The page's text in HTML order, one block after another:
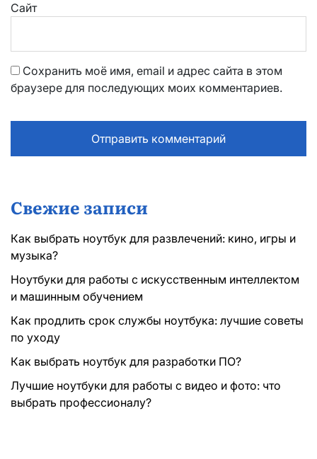
Сайт
Сохранить моё имя, email и адрес сайта в этом
браузере для последующих моих комментариев.
Свежие записи
Как выбрать ноутбук для развлечений: кино, игры и
музыка?
Ноутбуки для работы с искусственным интеллектом
и машинным обучением
Как продлить срок службы ноутбука: лучшие советы
по уходу
Как выбрать ноутбук для разработки ПО?
Лучшие ноутбуки для работы с видео и фото: что
выбрать профессионалу?